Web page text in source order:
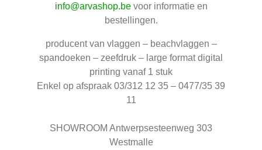
Categorie:Roll-up
info@arvashop.bevoor informatie en
bestellingen.
producent van vlaggen – beachvlaggen –
spandoeken – zeefdruk – large format digital
printing vanaf 1 stuk
Enkel op afspraak 03/312 12 35 – 0477/35 39
11
SHOWROOM Antwerpsesteenweg 303
Westmalle